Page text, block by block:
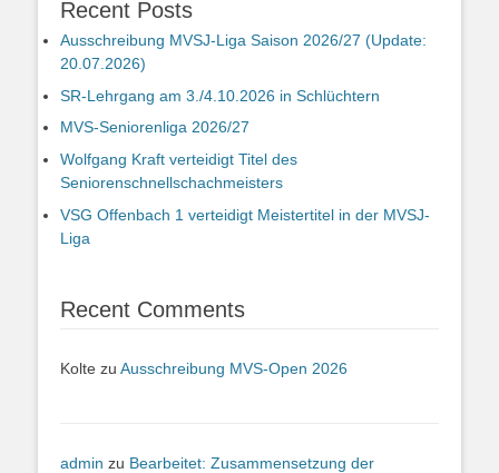
Recent Posts
Ausschreibung MVSJ-Liga Saison 2026/27 (Update:
20.07.2026)
SR-Lehrgang am 3./4.10.2026 in Schlüchtern
MVS-Seniorenliga 2026/27
Wolfgang Kraft verteidigt Titel des
Seniorenschnellschachmeisters
VSG Offenbach 1 verteidigt Meistertitel in der MVSJ-
Liga
Recent Comments
Kolte zu Ausschreibung MVS-Open 2026
admin zu Bearbeitet: Zusammensetzung der